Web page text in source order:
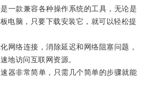
款兼容各种操作系统的工具，无论是
电脑，只要下载安装它，就可以轻松提
络连接，消除延迟和网络阻塞问题，
地访问互联网资源。
非常简单，只需几个简单的步骤就能